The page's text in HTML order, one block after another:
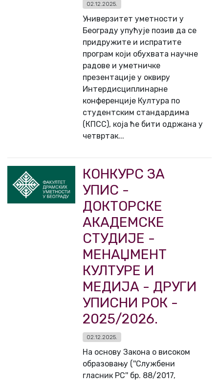
02.12.2025.
Универзитет уметности у
Београду упућује позив да се
придружите и испратите
програм који обухвата научне
радове и уметничке
презентације у оквиру
Интердисциплинарне
конференције Култура по
студентским стандардима
(КПСС), која ће бити одржана у
четвртак...
КOНКУРС ЗА
УПИС -
ДОКТОРСКЕ
АКАДЕМСКЕ
СТУДИЈЕ -
МЕНАЏМЕНТ
КУЛТУРЕ И
МЕДИЈА - ДРУГИ
УПИСНИ РОК -
2025/2026.
02.12.2025.
На основу Закона о високом
образовању (''Службени
гласник РС'' бр. 88/2017,